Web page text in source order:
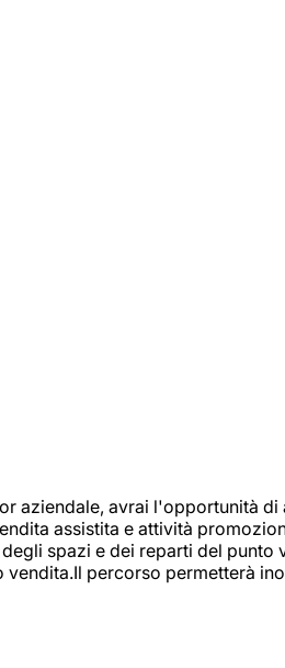
aziendale, avrai l'opportunità
assistita e attività
spazi e dei reparti del
percorso permetterà